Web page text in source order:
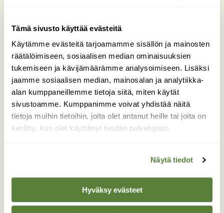
Tämä sivusto käyttää evästeitä
Käytämme evästeitä tarjoamamme sisällön ja mainosten
räätälöimiseen, sosiaalisen median ominaisuuksien
tukemiseen ja kävijämäärämme analysoimiseen. Lisäksi
jaamme sosiaalisen median, mainosalan ja analytiikka-
alan kumppaneillemme tietoja siitä, miten käytät
sivustoamme. Kumppanimme voivat yhdistää näitä
tietoja muihin tietoihin, joita olet antanut heille tai joita on
kerätty, kun olet käyttänyt heidän palvelujaan.
Näytä tiedot
Hyväksy evästeet
Ystävät
Naakat ja talvipäivä oksalla Lahden Pikku-
Valokuvaaja: Maarit Siitonen, Lahti 16.1.16
TAKAISIN LISTAAN